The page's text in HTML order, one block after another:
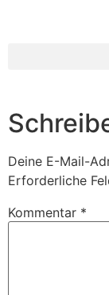
Deine E-Mail-
Erforderliche
Kommentar *